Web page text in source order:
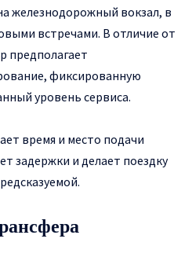
железнодорожный вокзал, в
встречами. В отличие от
предполагает
фиксированную
уровень сервиса.
время и место подачи
задержки и делает поездку